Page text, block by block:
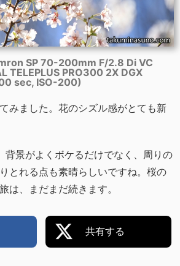
SP 70-200mm F/2.8 Di VC
TELEPLUS PRO300 2X DGX
sec, ISO-200)
みました。花のシズル感がとても新
景がよくボケるだけでなく、周りの
とれる点も素晴らしいですね。桜の
は、まだまだ続きます。
共有する